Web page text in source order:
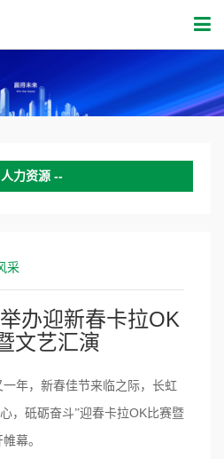
人力资源
社会招聘
采
办迎新春卡拉OK
文艺汇演
年，新春佳节来临之际，长虹
，砥砺奋斗”迎春卡拉OK 比赛暨
幕。